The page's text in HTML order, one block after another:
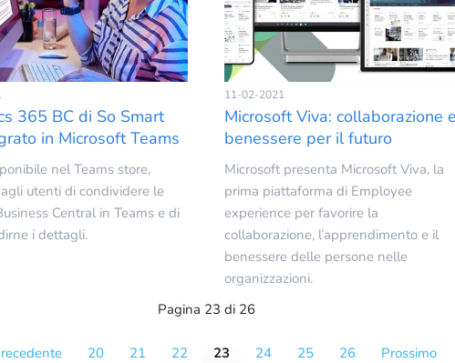
365 BC di So Smart
in Microsoft Teams
nel Teams store,
utenti di condividere le
Central in Teams e di
i dettagli.
11-02-2021
Microsoft Viva: collaborazione e
benessere per il futuro
Microsoft presenta Microsoft Viva, la
prima piattaforma di Employee
experience per favorire la
collaborazione, l’apprendimento e il
benessere delle persone nelle
organizzazioni.
Pagina 23 di 26
20 21 22 23 24 25 26 Prossimo